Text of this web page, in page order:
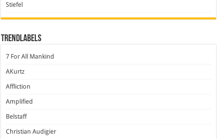
Stiefel
Trendlabels
7 For All Mankind
AKurtz
Affliction
Amplified
Belstaff
Christian Audigier